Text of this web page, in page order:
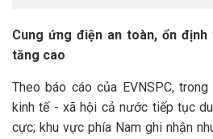
Cung ứng điện an toàn, ổn
tăng cao
Theo báo cáo của EVNSPC,
kinh tế - xã hội cả nước tiếp tục
cực; khu vực phía Nam ghi nhận